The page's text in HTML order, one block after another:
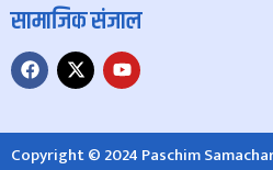
सामाजिक संजाल
Copyright © 2024 Paschim